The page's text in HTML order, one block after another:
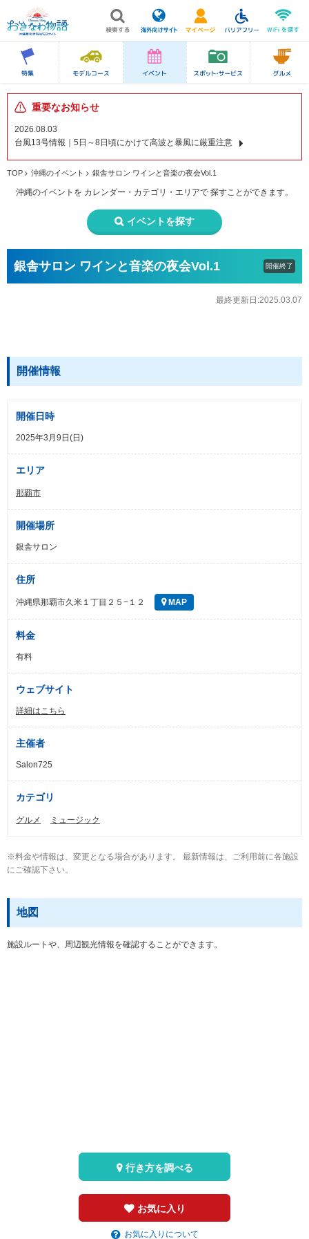
重要なお知らせ
2026.08.03
台風13号情報｜5日～8日頃にかけて高波と暴風に厳重注意
TOP 沖縄のイベント 銀舎サロン ワインと音楽の夜会Vol.1
沖縄のイベントを カレンダー・カテゴリ・エリアで 探すことができます。
イベントを探す
銀舎サロン ワインと音楽の夜会Vol.1 開催終了
最終更新日:2025.03.07
開催情報
開催日時
2025年3月9日(日)
エリア
那覇市
開催場所
銀舎サロン
住所
沖縄県那覇市久米１丁目２５−１２ MAP
料金
有料
ウェブサイト
詳細はこちら
主催者
Salon725
カテゴリ
グルメ ミュージック
※料金や情報は、変更となる場合があります。 最新情報は、ご利用前に各施設
にご確認下さい。
地図
施設ルートや、周辺観光情報を確認することができます。
お気に入り
お気に入りについて
行き方を調べる